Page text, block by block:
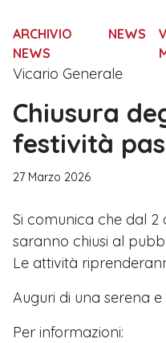
ARCHIVIO
NEWS
NEWS
Vicario Generale
Chiusura
festività
27 Marzo 2026
Si comunica che dal 2
saranno chiusi al
Le attività
Auguri di una serena
Per informazioni: